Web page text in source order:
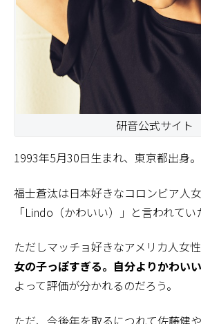
研音公式サイト
1993年5月30日生まれ、東京都出身。
福士蒼汰は日本好きなコロンビア人
「Lindo（かわいい）」と言われてい
ただしマッチョ好きなアメリカ人女
女の子っぽすぎる。自分よりかわいい
よって評価が分かれるのだろう。
ただ、今後年を取るにつれて佐藤健